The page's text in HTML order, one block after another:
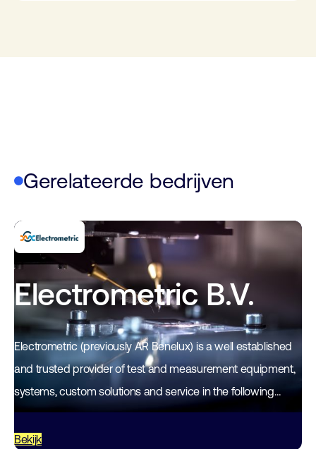
Gerelateerde bedrijven
Electrometric B.V.
Electrometric (previously AR Benelux) is a well established
and trusted provider of test and measurement equipment,
systems, custom solutions and service in the following
domains: AC and DC Power Electrical…
Bekijk